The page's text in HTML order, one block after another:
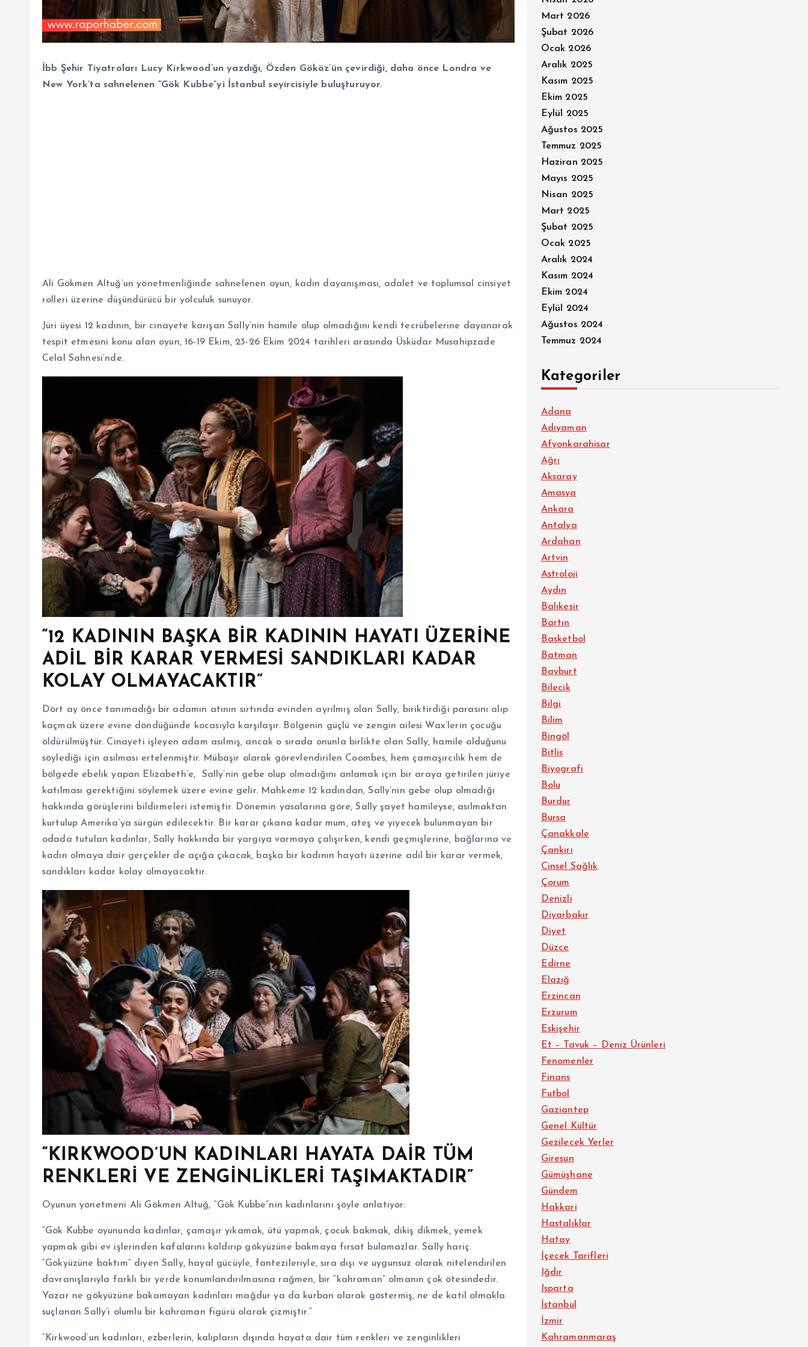
İbb Şehir Tiyatroları Lucy Kirkwood’un yazdığı, Özden Gököz’ün çevirdiği, daha önce Londra ve
New York’ta sahnelenen “Gök Kubbe”yi İstanbul seyircisiyle buluşturuyor.
Ali Gökmen Altuğ’un yönetmenliğinde sahnelenen oyun, kadın dayanışması, adalet ve toplumsal cinsiyet
rolleri üzerine düşündürücü bir yolculuk sunuyor.
Jüri üyesi 12 kadının, bir cinayete karışan Sally’nin hamile olup olmadığını kendi tecrübelerine dayanarak
tespit etmesini konu alan oyun, 16-19 Ekim, 23-26 Ekim 2024 tarihleri arasında Üsküdar Musahipzade
Celal Sahnesi’nde.
“12 KADININ BAŞKA BİR KADININ HAYATI ÜZERİNE
ADİL BİR KARAR VERMESİ SANDIKLARI KADAR
KOLAY OLMAYACAKTIR”
Dört ay önce tanımadığı bir adamın atının sırtında evinden ayrılmış olan Sally, biriktirdiği parasını alıp
kaçmak üzere evine döndüğünde kocasıyla karşılaşır. Bölgenin güçlü ve zengin ailesi Wax’lerin çocuğu
öldürülmüştür. Cinayeti işleyen adam asılmış, ancak o sırada onunla birlikte olan Sally, hamile olduğunu
söylediği için asılması ertelenmiştir. Mübaşir olarak görevlendirilen Coombes, hem çamaşırcılık hem de
bölgede ebelik yapan Elizabeth’e, Sally’nin gebe olup olmadığını anlamak için bir araya getirilen jüriye
katılması gerektiğini söylemek üzere evine gelir. Mahkeme 12 kadından, Sally’nin gebe olup olmadığı
hakkında görüşlerini bildirmeleri istemiştir. Dönemin yasalarına göre, Sally şayet hamileyse, asılmaktan
kurtulup Amerika’ya sürgün edilecektir. Bir karar çıkana kadar mum, ateş ve yiyecek bulunmayan bir
odada tutulan kadınlar, Sally hakkında bir yargıya varmaya çalışırken, kendi geçmişlerine, bağlarına ve
kadın olmaya dair gerçekler de açığa çıkacak, başka bir kadının hayatı üzerine adil bir karar vermek,
sandıkları kadar kolay olmayacaktır.
“KIRKWOOD’UN KADINLARI HAYATA DAİR TÜM
RENKLERİ VE ZENGİNLİKLERİ TAŞIMAKTADIR”
Oyunun yönetmeni Ali Gökmen Altuğ, “Gök Kubbe”nin kadınlarını şöyle anlatıyor:
“Gök Kubbe oyununda kadınlar, çamaşır yıkamak, ütü yapmak, çocuk bakmak, dikiş dikmek, yemek
yapmak gibi ev işlerinden kafalarını kaldırıp gökyüzüne bakmaya fırsat bulamazlar. Sally hariç.
“Gökyüzüne baktım” diyen Sally, hayal gücüyle, fantezileriyle, sıra dışı ve uygunsuz olarak nitelendirilen
davranışlarıyla farklı bir yerde konumlandırılmasına rağmen, bir “kahraman” olmanın çok ötesindedir.
Yazar ne gökyüzüne bakamayan kadınları mağdur ya da kurban olarak göstermiş, ne de katil olmakla
suçlanan Sally’i olumlu bir kahraman figürü olarak çizmiştir.”
“Kirkwood’un kadınları, ezberlerin, kalıpların dışında hayata dair tüm renkleri ve zenginlikleri
Mart 2026
Şubat 2026
Ocak 2026
Aralık 2025
Kasım 2025
Ekim 2025
Eylül 2025
Ağustos 2025
Temmuz 2025
Haziran 2025
Mayıs 2025
Nisan 2025
Mart 2025
Şubat 2025
Ocak 2025
Aralık 2024
Kasım 2024
Ekim 2024
Eylül 2024
Ağustos 2024
Temmuz 2024
Kategoriler
Adana
Adıyaman
Afyonkarahisar
Ağrı
Aksaray
Amasya
Ankara
Antalya
Ardahan
Artvin
Astroloji
Aydın
Balıkesir
Bartın
Basketbol
Batman
Bayburt
Bilecik
Bilgi
Bilim
Bingöl
Bitlis
Biyografi
Bolu
Burdur
Bursa
Çanakkale
Çankırı
Cinsel Sağlık
Çorum
Denizli
Diyarbakır
Diyet
Düzce
Edirne
Elazığ
Erzincan
Erzurum
Eskişehir
Et – Tavuk – Deniz Ürünleri
Fenomenler
Finans
Futbol
Gaziantep
Genel Kültür
Gezilecek Yerler
Giresun
Gümüşhane
Gündem
Hakkari
Hastalıklar
Hatay
İçecek Tarifleri
Iğdır
Isparta
İstanbul
İzmir
Kahramanmaraş